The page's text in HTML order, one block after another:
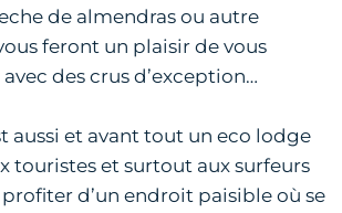
de almendras ou autre
feront un plaisir de vous
des crus d’exception…
aussi et avant tout un eco lodge
touristes et surtout aux surfeurs
d’un endroit paisible où se